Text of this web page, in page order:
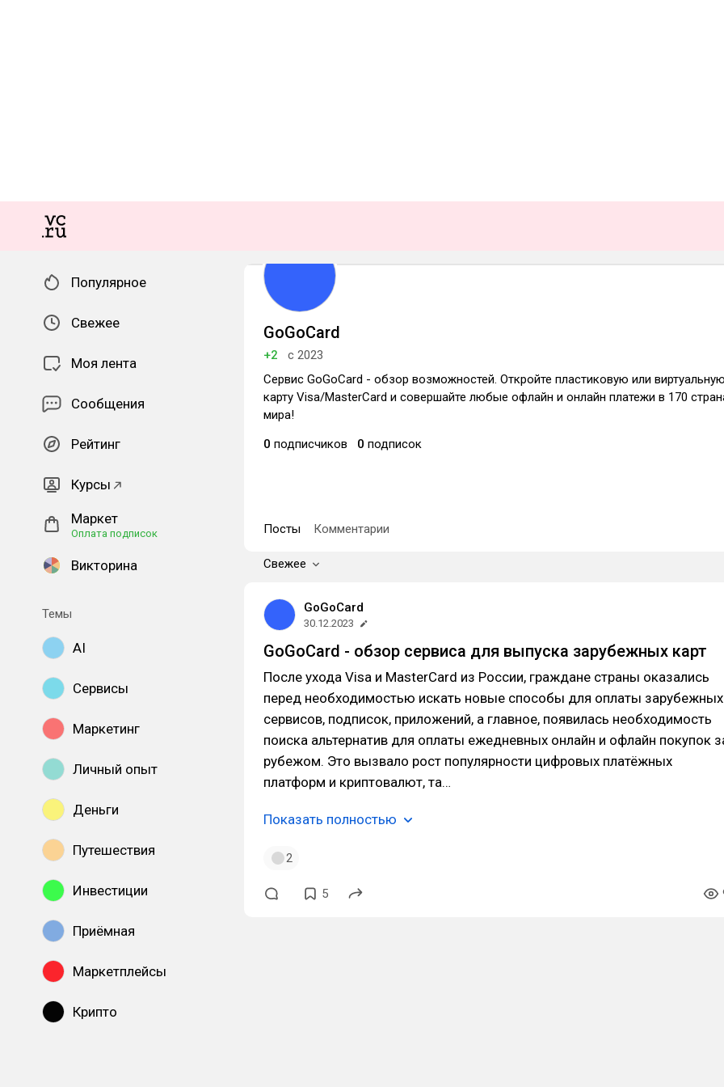
Популярное
Свежее
Моя лента
Сообщения
Рейтинг
Курсы
Маркет
Оплата подписок
Викторина
Темы
AI
Сервисы
Маркетинг
Личный опыт
Деньги
Путешествия
Инвестиции
Приёмная
Маркетплейсы
Крипто
GoGoCard
+2
с 2023
Сервис GoGoCard - обзор возможностей. Откройте пластиковую или
карту Visa/MasterCard и совершайте любые офлайн и онлайн платежи в 170
мира!
0 подписчиков 0 подписок
Посты Комментарии
Свежее
GoGoCard
30.12.2023
GoGoCard - обзор сервиса для выпуска зарубежных карт
После ухода Visa и MasterCard из России, граждане страны оказались
перед необходимостью искать новые способы для оплаты зарубежных
сервисов, подписок, приложений, а главное, появилась необходимость
поиска альтернатив для оплаты ежедневных онлайн и офлайн покупок
рубежом. Это вызвало рост популярности цифровых платёжных
платформ и криптовалют, та…
Показать полностью
2
5